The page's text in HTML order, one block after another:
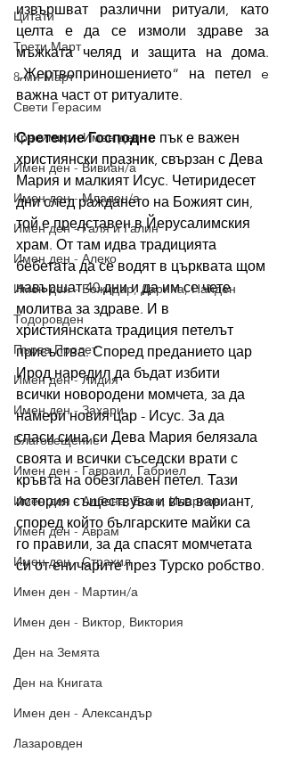
Цитати
Трети Март
8-ми Март
Свети Герасим
Красимир - Имен ден
Имен ден - Вивиан/а
Имен ден - Младен/а
Имен ден - Галя и Галин
Имен ден - Алеко
Имен ден - Божидар, Дарина, Найден
Тодоровден
Първа Пролет
Имен ден - Лидия
Имен ден - Захари
Благовещение
Имен ден - Гавраил, Габриел
Имен ден - Албена, Боян, Иларион
Имен ден - Аврам
Имен ден - Страхил
Имен ден - Мартин/а
Имен ден - Виктор, Виктория
Ден на Земята
Ден на Книгата
Имен ден - Александър
Лазаровден
извършват различни ритуали, като
целта е да се измоли здраве за
мъжката челяд и защита на дома.
„Жертвоприношението“ на петел e
важна част от ритуалите.
Сретение Господне пък е важен
християнски празник, свързан с Дева
Мария и малкият Исус. Четиридесет
дни след раждането на Божият син,
той е представен в Йерусалимския
храм. От там идва традицията
бебетата да се водят в църквата щом
навършат 40 дни и да им се чете
молитва за здраве. И в
християнската традиция петелът
присъства. Според преданието цар
Ирод наредил да бъдат избити
всички новородени момчета, за да
намери новия цар - Исус. За да
спаси сина си Дева Мария белязала
своята и всички съседски врати с
кръвта на обезглавен петел. Тази
история съществува и във вариант,
според който българските майки са
го правили, за да спасят момчетата
си от еничарите през Турско робство.